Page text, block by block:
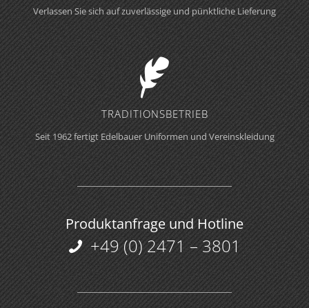
Verlassen Sie sich auf zuverlässige und pünktliche Lieferung
TRADITIONS­BETRIEB
Seit 1962 fertigt Edelbauer Uniformen und Vereinskleidung
Produktanfrage und Hotline
+49 (0) 2471 – 3801